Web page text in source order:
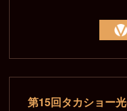
第15回タカショー